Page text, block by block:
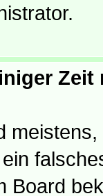
Board